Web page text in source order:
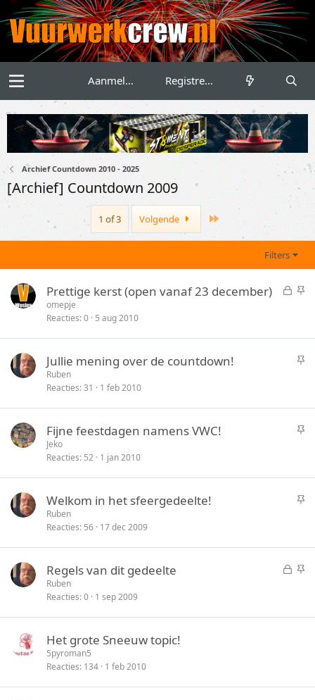
Aanmelden Registreren
Archief Countdown 2010 - 2025
[Archief] Countdown 2009
1 of 3 Volgende
Filters
G S
y
Prettige kerst (open vanaf 23 december)
omepje
Reacties 0 5 aug 2010
S
y
Jullie mening over de countdown!
Ruben
Reacties 31 1 feb 2010
S
y
Fijne feestdagen namens VWC!
Jeko
Reacties 52 1 jan 2010
S
y
Welkom in het sfeergedeelte!
Ruben
Reacties 56 17 dec 2009
G S
Regels van dit gedeelte
Ruben
Reacties 0 1 sep 2009
Het grote Sneeuw topic!
5pyroman5
Reacties 134 1 feb 2010